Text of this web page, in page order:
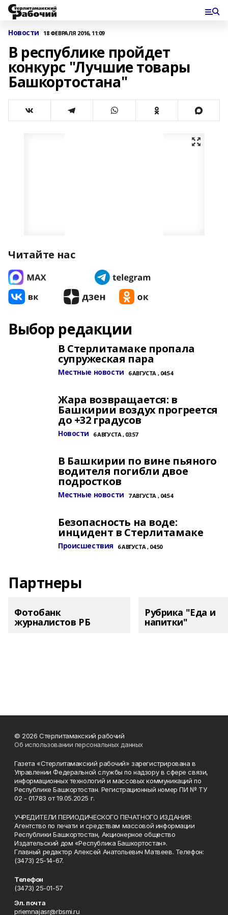
Новости 18 ФЕВРАЛЯ 2016, 11:09
В республике пройдет
конкурс "Лучшие товары
Башкортостана"
Читайте нас
Выбор редакции
В Стерлитамаке пропала
супружеская пара
Местные новости 6 АВГУСТА , 04:54
Жара возвращается: в
Башкирии воздух прогреется
до +32 градусов
Новости 6 АВГУСТА , 03:57
В Башкирии по вине пьяного
водителя погибли двое
подростков
Местные новости 7 АВГУСТА , 04:54
Безопасность на воде:
инцидент в Стерлитамаке
Происшествия 6 АВГУСТА , 04:50
Партнеры
Фотобанк
журналистов РБ
Рубрика "Еда и
напитки"
© 2026 Стерлитамакский рабочий
Об использовании персональных данных
Газета «Стерлитамакский рабочий» зарегистрирована в
Управлении Федеральной службы по надзору в сфере связи,
информационных технологий и массовых коммуникаций по
Республике Башкортостан. Регистрационный номер ПИ № ТУ
02 - 01783 от 19.05.2025 г.
УЧРЕДИТЕЛИ ПЕРИОДИЧЕСКОГО ПЕЧАТНОГО ИЗДАНИЯ:
Агентство по печати и средствам массовой информации
Республики Башкортостан, Акционерное общество
Издательский дом «Республика Башкортостан».
Главный редактор Алексей Анатольевич Матвеев. Телефон:
(3473) 25-14-67.
Телефон
(3473) 25-01-57
Эл. почта
priemnajasr@rbsmi.ru